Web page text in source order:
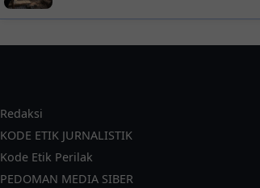
Redaksi
KODE ETIK JURNALISTIK
Kode Etik Perilak
PEDOMAN MEDIA SIBER